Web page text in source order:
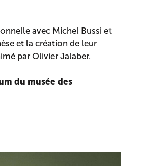
avec Michel Bussi et
et la création de leur
par Olivier Jalaber.
du musée des